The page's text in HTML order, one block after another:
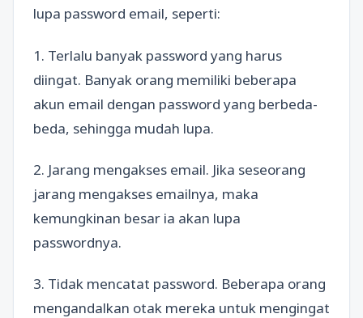
lupa password email, seperti:
1. Terlalu banyak password yang harus
diingat. Banyak orang memiliki beberapa
akun email dengan password yang berbeda-
beda, sehingga mudah lupa.
2. Jarang mengakses email. Jika seseorang
jarang mengakses emailnya, maka
kemungkinan besar ia akan lupa
passwordnya.
3. Tidak mencatat password. Beberapa orang
mengandalkan otak mereka untuk mengingat